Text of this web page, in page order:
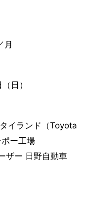
月
日）
イランド（Toyota
ー工場
ザー 日野自動車